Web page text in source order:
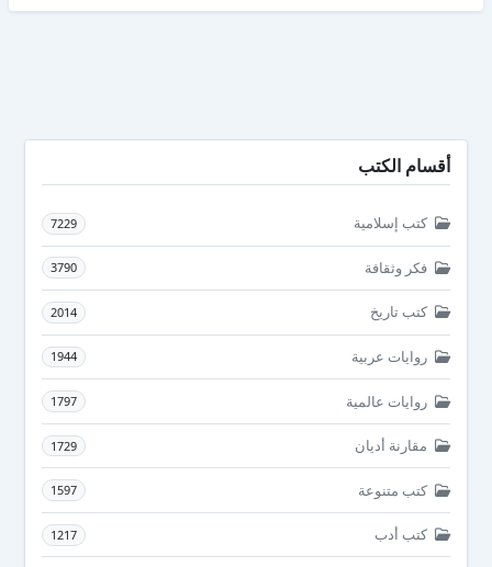
أقسام الكتب
كتب إسلامية 7229
فكر وثقافة 3790
كتب تاريخ 2014
روايات عربية 1944
روايات عالمية 1797
مقارنة أديان 1729
كتب متنوعة 1597
كتب أدب 1217